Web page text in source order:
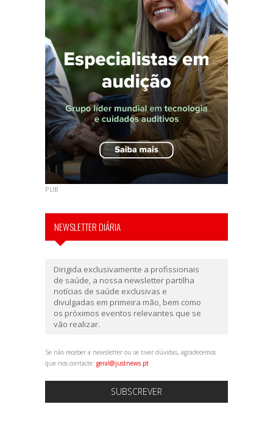
PUB
NEWSLETTER DIÁRIA
Dirigida exclusivamente a profissionais
de saúde, a nossa newsletter partilha
notícias de saúde exclusivas e
divulgadas em primeira mão, bem como
os próximos eventos relevantes que se
vão realizar.
Se não receber a newsletter ou se tiver dúvidas, agradecemos
que nos contacte: geral@justnews.pt
SUBSCREVER